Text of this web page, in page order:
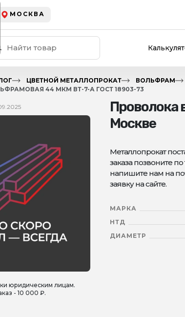
МОСКВА
ЦВЕТНОЙ МЕТАЛЛОПРОКАТ ВОЛЬФРАМ
44 МКМ ВТ-7-А ГОСТ 18903-73
Проволока
Москве
Металлопрокат
заказа позвоните по
напишите нам на
заявку на сайте.
МАРКА
НТД
ДИАМЕТР
юридическим лицам.
- 10 000 ₽.